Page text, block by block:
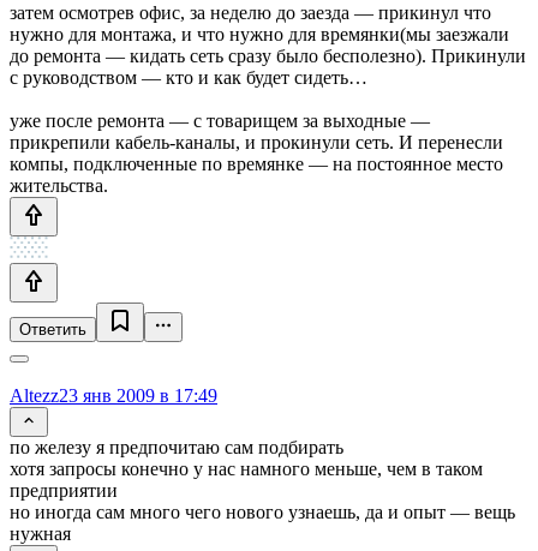
затем осмотрев офис, за неделю до заезда — прикинул что
нужно для монтажа, и что нужно для времянки(мы заезжали
до ремонта — кидать сеть сразу было бесполезно). Прикинули
с руководством — кто и как будет сидеть…
уже после ремонта — с товарищем за выходные —
прикрепили кабель-каналы, и прокинули сеть. И перенесли
компы, подключенные по времянке — на постоянное место
жительства.
Ответить
Altezz23 янв 2009 в 17:49
по железу я предпочитаю сам подбирать
хотя запросы конечно у нас намного меньше, чем в таком
предприятии
но иногда сам много чего нового узнаешь, да и опыт — вещь
нужная